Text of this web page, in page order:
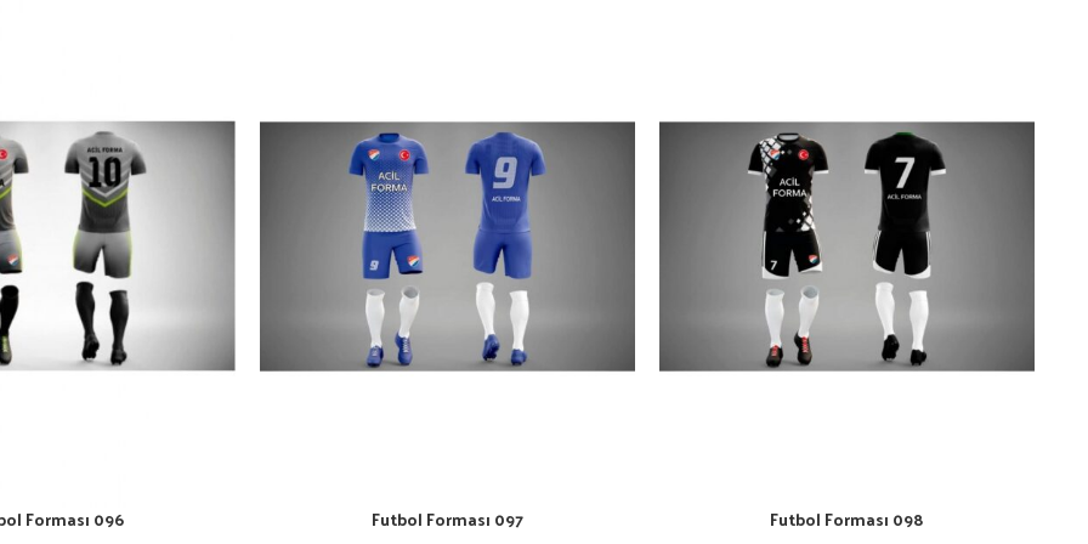
Forması 096 Futbol Forması 097 Futbol Forması 098